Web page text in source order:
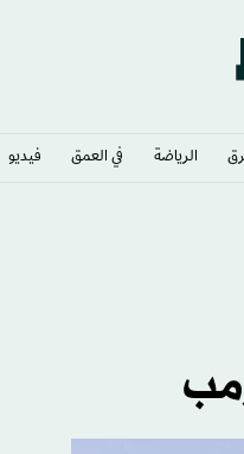
الرياضة في العمق فيديو